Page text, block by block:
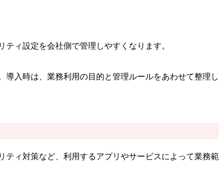
ィ設定を会社側で管理しやすくなります。
入時は、業務利用の目的と管理ルールをあわせて整理し
ィ対策など、利用するアプリやサービスによって業務範